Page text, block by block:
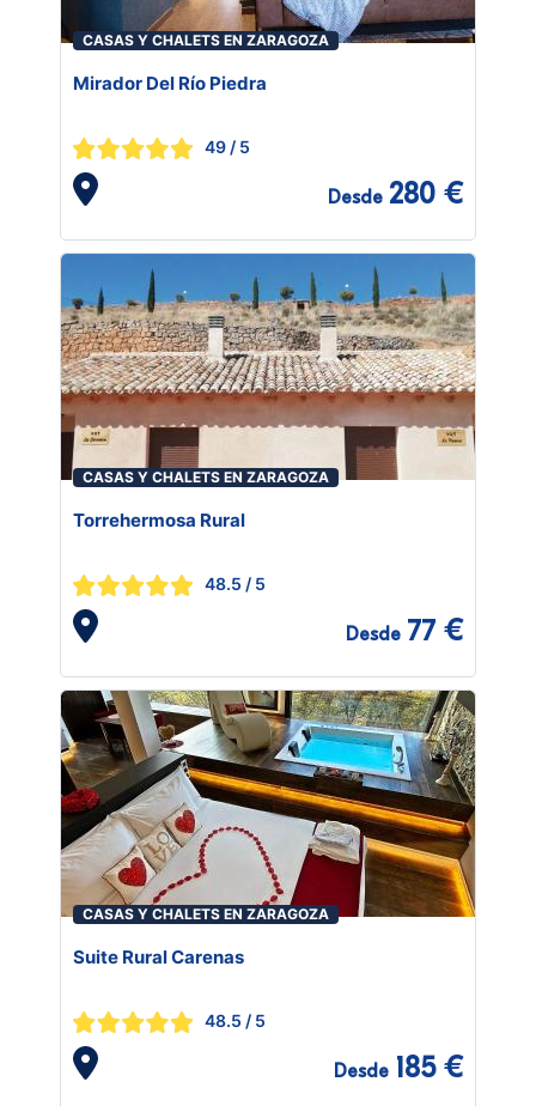
CASAS Y CHALETS EN ZARAGOZA
Mirador Del Río Piedra
49 / 5
Desde 280 €
CASAS Y CHALETS EN ZARAGOZA
Torrehermosa Rural
48.5 / 5
Desde 77 €
CASAS Y CHALETS EN ZARAGOZA
Suite Rural Carenas
48.5 / 5
Desde 185 €